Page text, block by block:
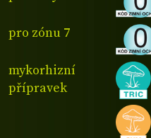
pro zónu 7
mykorhizní
přípravek